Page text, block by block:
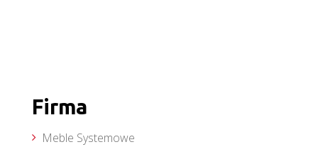
Firma
Meble Systemowe